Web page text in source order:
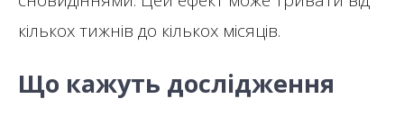
кількох тижнів до кількох місяців.
Що кажуть дослідження